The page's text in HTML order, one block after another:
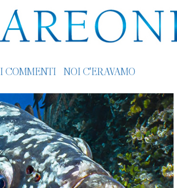
I COMMENTI NOI C'ERAVAMO